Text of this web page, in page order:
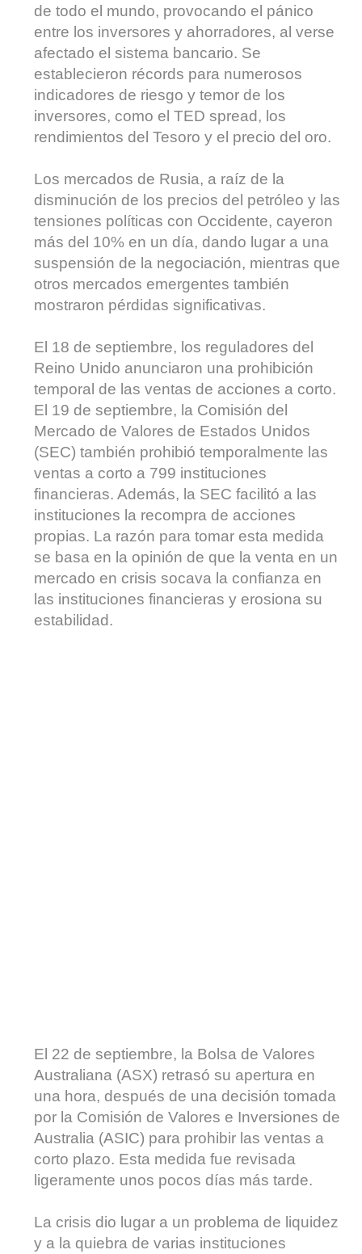
de todo el mundo, provocando el pánico
entre los inversores y ahorradores, al verse
afectado el sistema bancario. Se
establecieron récords para numerosos
indicadores de riesgo y temor de los
inversores, como el TED spread, los
rendimientos del Tesoro y el precio del oro.
Los mercados de Rusia, a raíz de la
disminución de los precios del petróleo y las
tensiones políticas con Occidente, cayeron
más del 10% en un día, dando lugar a una
suspensión de la negociación, mientras que
otros mercados emergentes también
mostraron pérdidas significativas.
El 18 de septiembre, los reguladores del
Reino Unido anunciaron una prohibición
temporal de las ventas de acciones a corto.
El 19 de septiembre, la Comisión del
Mercado de Valores de Estados Unidos
(SEC) también prohibió temporalmente las
ventas a corto a 799 instituciones
financieras. Además, la SEC facilitó a las
instituciones la recompra de acciones
propias. La razón para tomar esta medida
se basa en la opinión de que la venta en un
mercado en crisis socava la confianza en
las instituciones financieras y erosiona su
estabilidad.
El 22 de septiembre, la Bolsa de Valores
Australiana (ASX) retrasó su apertura en
una hora, después de una decisión tomada
por la Comisión de Valores e Inversiones de
Australia (ASIC) para prohibir las ventas a
corto plazo. Esta medida fue revisada
ligeramente unos pocos días más tarde.
La crisis dio lugar a un problema de liquidez
y a la quiebra de varias instituciones